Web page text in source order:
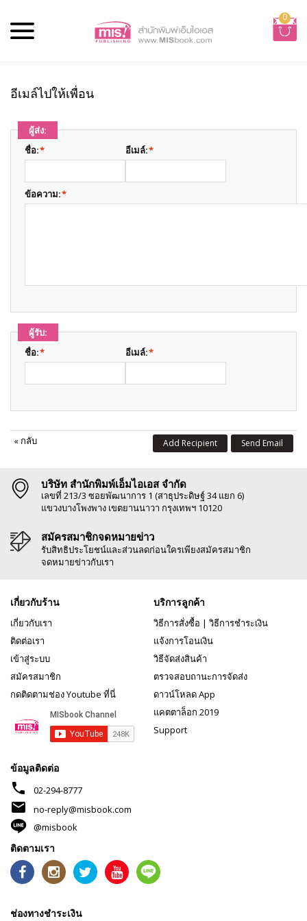
0
อีเมล์ไปให้เพื่อน
ผู้ส่ง:
*
ชื่อ: *
อีเมล์:
*
ข้อความ:
ผู้รับ:
*
ชื่อ: *
อีเมล์:
« กลับ Send Email
Add Recipient
บริษัท สำนักพิมพ์เอ็มไอเอส จำกัด
เลขที่ 213/3 ซอยพัฒนาการ 1 (สาธุประดิษฐ์ 34 แยก 6)
แขวงบางโพงพาง เขตยานนาวา กรุงเทพฯ 10120
สมัครสมาชิกจดหมายข่าว
รับสิทธิประโยชน์และส่วนลดก่อนใครเพียงสมัครสมาชิก
จดหมายข่าวกับเรา
เกี่ยวกับร้าน
เกี่ยวกับเรา
ติดต่อเรา
เข้าสู่ระบบ
สมัครสมาชิก
กดติดตามช่อง Youtube ที่นี่
บริการลูกค้า
วิธีการสั่งซื้อ | วิธีการชำระเงิน
แจ้งการโอนเงิน
วิธีจัดส่งสินค้า
ตรวจสอบถานะการจัดส่ง
ดาวน์โหลด App
แคตตาล็อก 2019
Support
ข้อมูลติดต่อ
phone 02-294-8777
mail
no-reply@misbook.com
@misbook
ติดตามเรา
ช่องทางชำระเงิน